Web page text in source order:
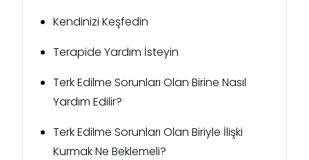
Kendinizi Keşfedin
Terapide Yardım İsteyin
Terk Edilme Sorunları Olan Birine Nasıl
Yardım Edilir?
Terk Edilme Sorunları Olan Biriyle İlişki
Kurmak Ne Beklemeli?